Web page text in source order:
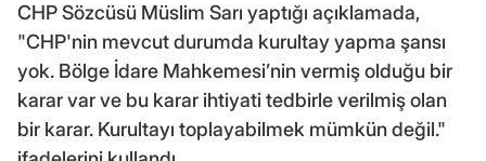
CHP Sözcüsü Müslim Sarı yaptığı açıklamada,
"CHP'nin mevcut durumda kurultay yapma şansı
yok. Bölge İdare Mahkemesi’nin vermiş olduğu bir
karar var ve bu karar ihtiyati tedbirle verilmiş olan
bir karar. Kurultayı toplayabilmek mümkün değil."